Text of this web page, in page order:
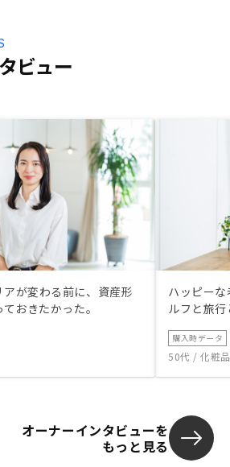
ビュー
が変わる前に、資産形
おきたかった。
ハッピー
ルフと旅
購入時データ
50代 / 化粧
オーナーインタビューを
もっと見る